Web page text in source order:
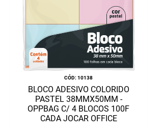
:10138
BLOCO ADESIVO COLORIDO
PASTEL 38MMX50MM -
OPPBAG C/ 4 BLOCOS 100F
CADA JOCAR OFFICE